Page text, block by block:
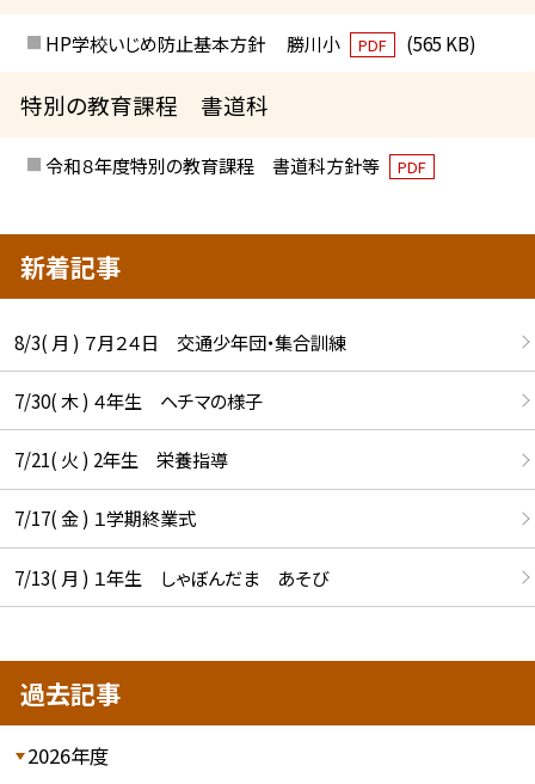
HP学校いじめ防止基本方針 勝川小 PDF (565 KB)
特別の教育課程 書道科
令和８年度特別の教育課程 書道科方針等 PDF
新着記事
8/3( 月 ) ７月２４日 交通少年団・集合訓練
7/30( 木 ) ４年生 ヘチマの様子
7/21( 火 ) 2年生 栄養指導
7/17( 金 ) １学期終業式
7/13( 月 ) １年生 しゃぼんだま あそび
過去記事
2026年度